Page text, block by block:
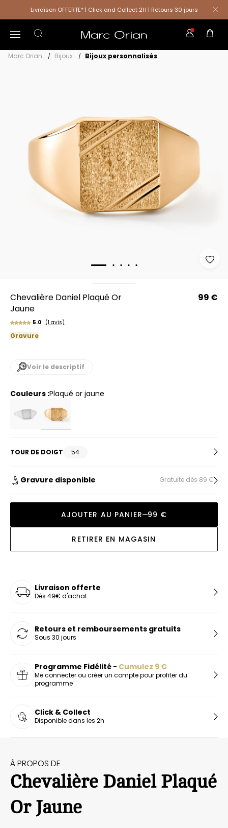
Livraison OFFERTE* | Click and Collect 2H | Retours 30 jours
Marc Orian Bijoux Bijoux personnalisés
Chevalière Daniel Plaqué Or
Jaune
99 €
5.0 (1 avis)
Gravure
Voir le descriptif
Couleurs : plaqué or jaune
TOUR DE DOIGT 54
Gravure disponible Gratuite dès 89 €
AJOUTER AU PANIER 99 €
RETIRER EN MAGASIN
Livraison offerte
Dès 49€ d'achat
Retours et remboursements gratuits
Sous 30 jours
Programme Fidélité - Cumulez 9 €
Me connecter ou créer un compte pour profiter du
programme
Click & Collect
Disponible dans les 2h
À PROPOS DE
Chevalière Daniel Plaqué
Or Jaune